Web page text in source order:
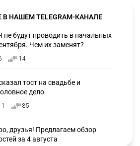
НАШЕМ TELEGRAM-КАНАЛЕ
будут проводить в начальных
Чем их заменят?
14
тост на свадьбе и
дело
85
друзья! Предлагаем обзор
за 4 августа